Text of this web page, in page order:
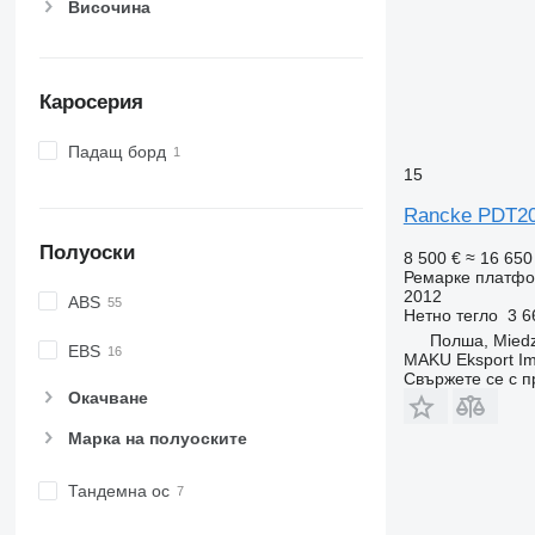
Височина
Каросерия
Падащ борд
Полуоски
ABS
EBS
Окачване
Марка на полуоските
Тандемна ос
15
Rancke
8 500 € ≈ 16 650
Ремарке
2012
Нетно тегло 3
Полша,
MAKU Eksport
Свържете се с